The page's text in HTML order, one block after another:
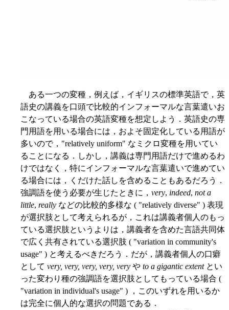
ある一つの変種，例えば，イギリスの標準英語で，英
語史の講義を口頭で比較的インフォーマルな言葉遣いお
こなっている場合の英語変種を想定しよう．英語史の専
門用語を用いる場合には，およそ固定化している用語が
多いので，"relatively uniform" なミクロ変種を用いてい
ることになる．しかし，講義は専門用語だけで進めるわ
けではなく，特にインフォーマルな言葉遣いで進めてい
る場合には，くだけた話しを含めることもあるだろう．
強調語を使う必要が生じたときに， very, indeed, not a
little, really などの比較的多様な ( "relatively diverse" ) 表現
が選択肢として考えられるが，これは講義者個人のもっ
ている選択肢というよりは，講義者を含めた言語共同体
で広く共有されている選択肢 ( "variation in community's
usage" ) と考えるべきだろう．だが，講義者個人の口癖
として very, very, very, very, very や to a gigantic extentとい
った変わり種の強調語を選択肢としてもっている場合 (
"variation in individual's usage" ) ，このいずれを用いるか
は完全に個人的な選択の問題である．